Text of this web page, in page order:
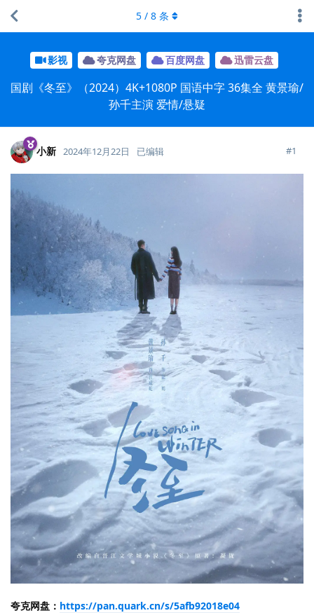
影视 夸克网盘 百度网盘 迅雷云盘
国剧《冬至》（2024）4K+1080P 国语中字 36集全 黄景瑜/
孙千主演 爱情/悬疑
5 / 8 条
小新 2024年12月22日 已编辑 #1
夸克网盘： https://pan.quark.cn/s/5afb92018e04